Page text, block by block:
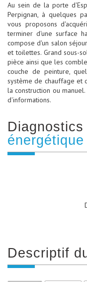
Au sein de la porte
Perpignan, à quelques
vous proposons
terminer d'une surface
compose d'un salon
et toilettes. Grand sous-
pièce ainsi que les
couche de peinture,
système de chauffage et
la construction ou
d'informations.
énergétique
descriptif